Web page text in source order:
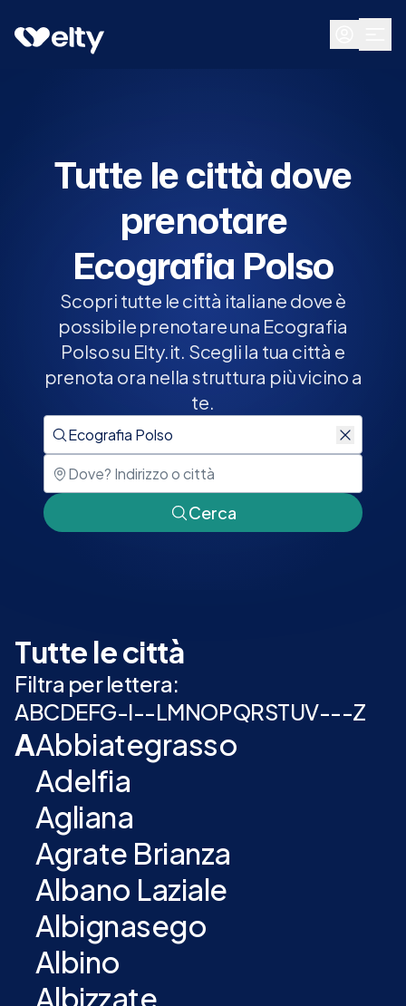
Prenota visita
Tutte le città dove
prenotare
Ecografia Polso
Scopri tutte le città italiane dove è
possibile prenotare una Ecografia
Polso su Elty.it. Scegli la tua città e
prenota ora nella struttura più vicino a
te.
Cerca
Tutte le città
Filtra per lettera:
ABCDEFG-I--LMNOPQRSTUV---Z
AAbbiategrasso
Adelfia
Agliana
Agrate Brianza
Albano Laziale
Albignasego
Albino
Albizzate